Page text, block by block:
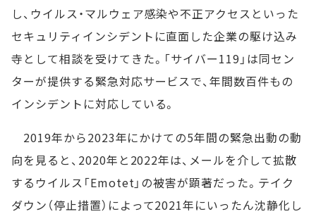
し、ウイルス・マルウェア感染や不正アクセスといった
セキュリティインシデントに直面した企業の駆け込み
寺として相談を受けてきた。「サイバー119」は同セン
ターが提供する緊急対応サービスで、年間数百件もの
インシデントに対応している。
2019年から2023年にかけての5年間の緊急出動の動
向を見ると、2020年と2022年は、メールを介して拡散
するウイルス「Emotet」の被害が顕著だった。テイク
ダウン（停止措置）によって2021年にいったん沈静化し